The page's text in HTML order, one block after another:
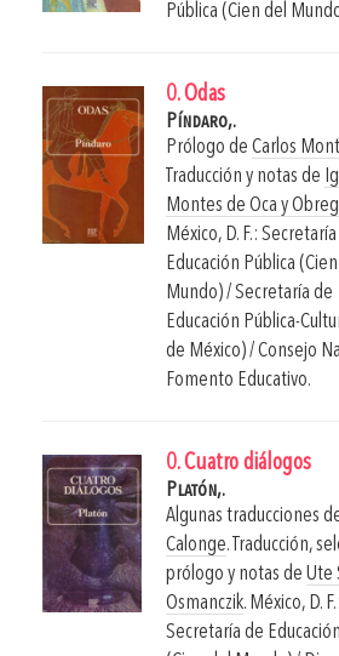
Pública (Cien del
0. Odas
Píndaro,.
Prólogo de Carlos
Traducción y notas de
Montes de Oca y
México, D. F.:
Educación Pública (Cien
Mundo) / Secretaría de
Educación Pública-
de México) / Consejo
Fomento Educativo.
0. Cuatro diálogos
Platón,.
Algunas traducciones
Calonge. Traducción,
prólogo y notas de Ute
Osmanczik. México, D. F.:
Secretaría de